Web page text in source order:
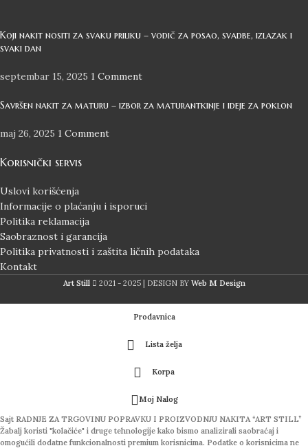
Koji nakit nositi za svaku priliku – vodič za posao, svadbe, izlazak i
svaki dan
septembar 15, 2025 1 Comment
Savršen nakit za maturu – izbor za maturantkinje i ideje za poklon
maj 26, 2025 1 Comment
Korisnički servis
Uslovi korišćenja
Informacije o plaćanju i isporuci
Politika reklamacija
Saobraznost i garancija
Politika privatnosti i zaštita ličnih podataka
Kontakt
Art Still 2021 - 2025 | DESIGN BY Web M Design
Prodavnica
Lista želja
Korpa
Moj Nalog
Sajt RADNJE ZA TRGOVINU POPRAVKU I PROIZVODNJU NAKITA “ART STILL”
Žabalj koristi "kolačiće" i druge tehnologije kako bismo analizirali saobraćaj i
omogućili dodatne funkcionalnosti premium korisnicima. Podatke o korisnicima ne